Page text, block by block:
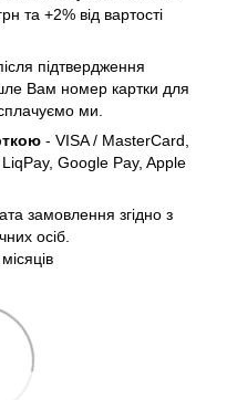
та +2% від вартості
підтвердження
Вам номер картки для
ми.
- VISA / MasterCard,
Google Pay, Apple
замовлення згідно з
осіб.